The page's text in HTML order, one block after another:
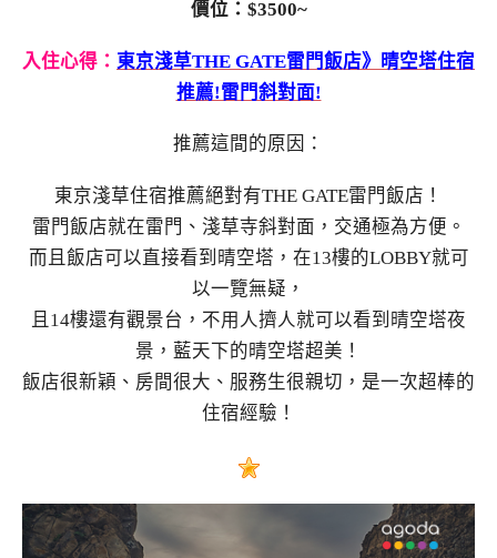
價位：$3500~
入住心得： 東京淺草THE GATE雷門飯店》晴空塔住宿
推薦!雷門斜對面!
推薦這間的原因：
東京淺草住宿推薦絕對有THE GATE雷門飯店！
雷門飯店就在雷門、淺草寺斜對面，交通極為方便。
而且飯店可以直接看到晴空塔，在13樓的LOBBY就可
以一覽無疑，
且14樓還有觀景台，不用人擠人就可以看到晴空塔夜
景，藍天下的晴空塔超美！
飯店很新穎、房間很大、服務生很親切，是一次超棒的
住宿經驗！